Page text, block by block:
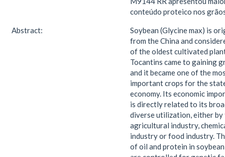
conteúdo proteico nos
Abstract:
Soybean (Glycine max) is
from the China and
of the oldest cultivated
Tocantins came to gaining
and it became one of the
important crops for the
economy. Its economic
is directly related to its
diverse utilization, either by
agricultural industry,
industry or food industry.
of oil and protein in